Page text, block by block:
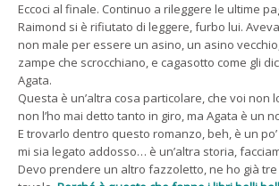
Eccoci al finale. Continuo a rileggere le ultime
Raimond si è rifiutato di leggere, furbo lui.
non male per essere un asino, un asino
zampe che scrocchiano, e cagasotto come gli
Agata.
Questa è un’altra cosa particolare, che voi non
non l’ho mai detto tanto in giro, ma Agata è un
E trovarlo dentro questo romanzo, beh, è un
mi sia legato addosso… è un’altra storia,
Devo prendere un altro fazzoletto, ne ho già